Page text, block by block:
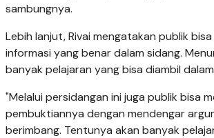
sambungnya.
Lebih lanjut, Rivai mengatakan publik
informasi yang benar dalam sidang.
banyak pelajaran yang bisa diambil
"Melalui persidangan ini juga publik bisa
pembuktiannya dengan mendengar
berimbang. Tentunya akan banyak